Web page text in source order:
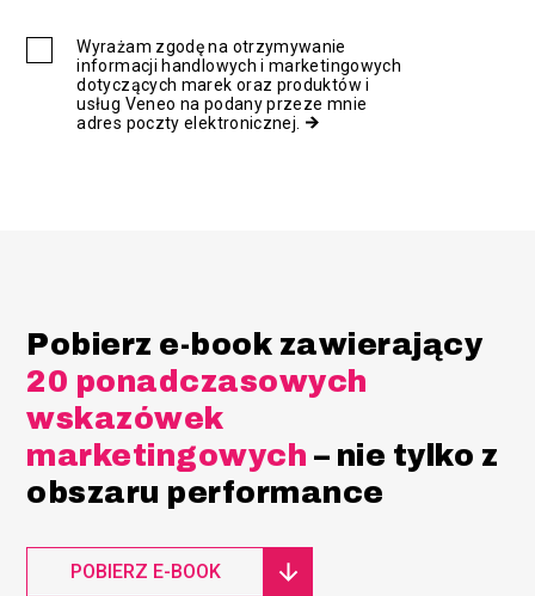
Wyrażam zgodę na otrzymywanie
informacji handlowych i marketingowych
dotyczących marek oraz produktów i
usług Veneo na podany przeze mnie
adres poczty elektronicznej.
Pobierz e-book zawierający
20 ponadczasowych
wskazówek
marketingowych – nie tylko z
obszaru performance
POBIERZ E-BOOK